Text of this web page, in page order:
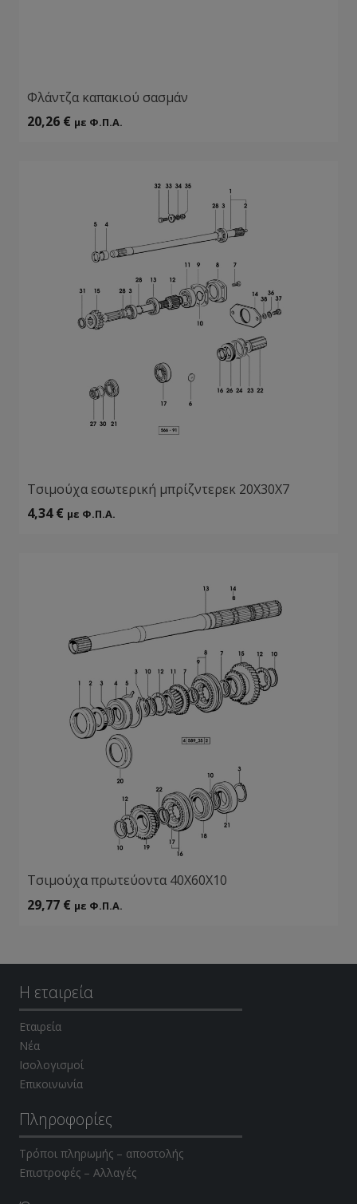
Φλάντζα καπακιού σασμάν
20,26 € με Φ.Π.Α.
Τσιμούχα εσωτερική μπρίζντερεκ 20Χ30Χ7
4,34€ με Φ.Π.Α.
Τσιμούχα πρωτεύοντα 40Χ60Χ10
29,77 € με Φ.Π.Α.
Η εταιρεία
Εταιρεία
Νέα
Ισολογισμοί
Επικοινωνία
Πληροφορίες
Τρόποι πληρωμής – αποστολής
Επιστροφές – Αλλαγές